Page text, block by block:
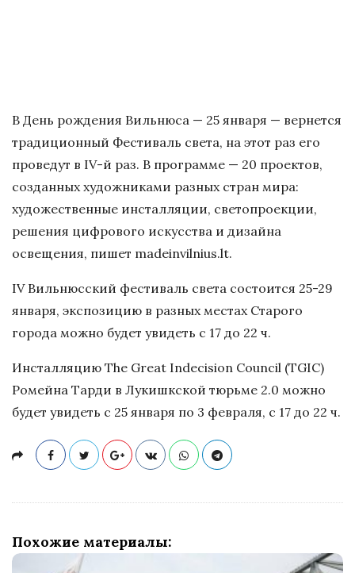
В День рождения Вильнюса — 25 января — вернется
традиционный Фестиваль света, на этот раз его
проведут в IV-й раз. В программе — 20 проектов,
созданных художниками разных стран мира:
художественные инсталляции, светопроекции,
решения цифрового искусства и дизайна
освещения, пишет madeinvilnius.lt.
IV Вильнюсский фестиваль света состоится 25-29
января, экспозицию в разных местах Старого
города можно будет увидеть с 17 до 22 ч.
Инсталляцию The Great Indecision Council (TGIC)
Ромейна Тарди в Лукишкской тюрьме 2.0 можно
будет увидеть с 25 января по 3 февраля, с 17 до 22 ч.
Похожие материалы: